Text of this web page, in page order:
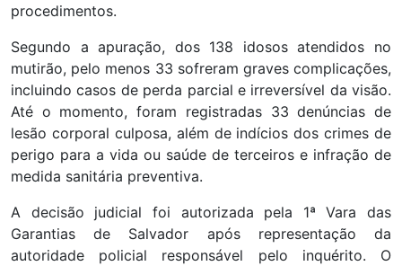
procedimentos.
Segundo a apuração, dos 138 idosos atendidos no
mutirão, pelo menos 33 sofreram graves complicações,
incluindo casos de perda parcial e irreversível da visão.
Até o momento, foram registradas 33 denúncias de
lesão corporal culposa, além de indícios dos crimes de
perigo para a vida ou saúde de terceiros e infração de
medida sanitária preventiva.
A decisão judicial foi autorizada pela 1ª Vara das
Garantias de Salvador após representação da
autoridade policial responsável pelo inquérito. O